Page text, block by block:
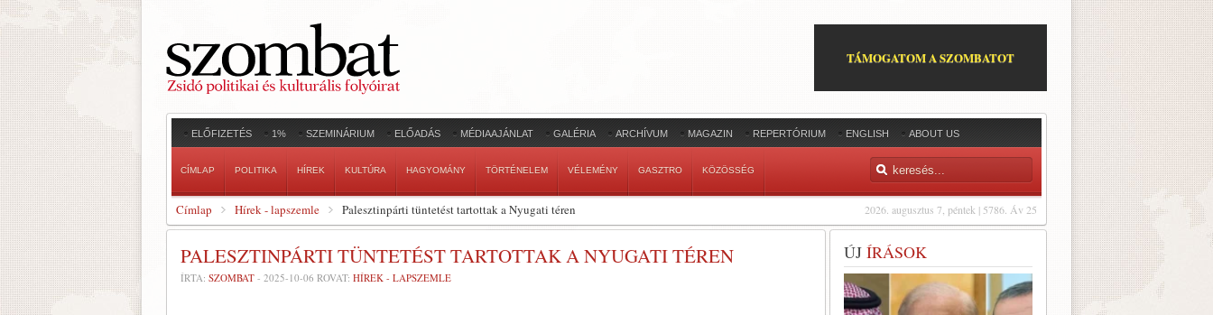
TÁMOGATOM A SZOMBATOT
ELŐFIZETÉS 1% SZEMINÁRIUM ELŐADÁS MÉDIAAJÁNLAT GALÉRIA ARCHÍVUM MAGAZIN REPERTÓRIUM ENGLISH ABOUT US
CÍMLAP POLITIKA HÍREK KULTÚRA HAGYOMÁNY TÖRTÉNELEM VÉLEMÉNY GASZTRO KÖZÖSSÉG
2026. augusztus 7, péntek | 5786. Áv 25
Címlap Hírek - lapszemle Palesztinpárti tüntetést tartottak a Nyugati téren
PALESZTINPÁRTI TÜNTETÉST TARTOTTAK A NYUGATI TÉREN
ÍRTA: SZOMBAT - 2025-10-06 ROVAT: HÍREK - LAPSZEMLE
ÚJ ÍRÁSOK